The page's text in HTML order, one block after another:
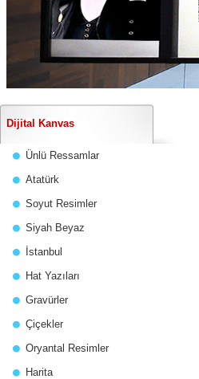
Dijital Kanvas
Ünlü Ressamlar
Atatürk
Soyut Resimler
Siyah Beyaz
İstanbul
Hat Yazıları
Gravürler
Çiçekler
Oryantal Resimler
Harita